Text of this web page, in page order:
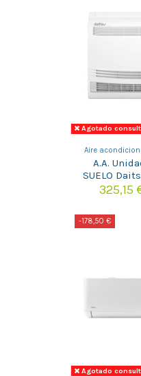
Agotado
Aire
A.A.
SUELO
SUELO
325,15
-178,50 €
Agotado